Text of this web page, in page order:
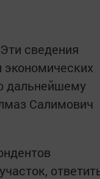
сведения
дальнейшему
Салимович